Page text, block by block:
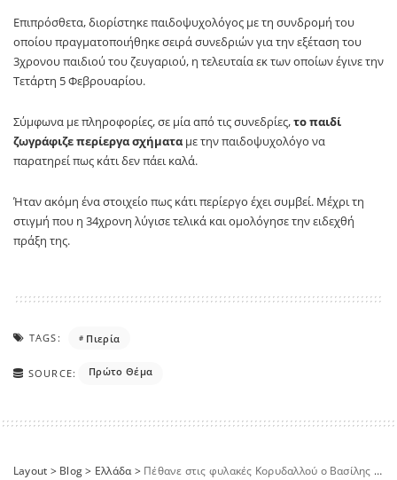
Επιπρόσθετα, διορίστηκε παιδοψυχολόγος με τη συνδρομή του
οποίου πραγματοποιήθηκε σειρά συνεδριών για την εξέταση του
3χρονου παιδιού του ζευγαριού, η τελευταία εκ των οποίων έγινε την
Τετάρτη 5 Φεβρουαρίου.
Σύμφωνα με πληροφορίες, σε μία από τις συνεδρίες,το παιδί
ζωγράφιζε περίεργα σχήματα με την παιδοψυχολόγο να
παρατηρεί πως κάτι δεν πάει καλά.
Ήταν ακόμη ένα στοιχείο πως κάτι περίεργο έχει συμβεί. Μέχρι τη
στιγμή που η 34χρονη λύγισε τελικά και ομολόγησε την ειδεχθή
πράξη της.
TAGS: Πιερία
SOURCE: Πρώτο Θέμα
Layout > Blog> Ελλάδα> Πέθανε στις φυλακές Κορυδαλλού ο Βασίλης Δημάκης